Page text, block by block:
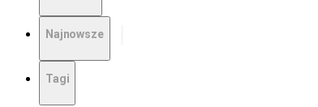
Najnowsze
Tagi